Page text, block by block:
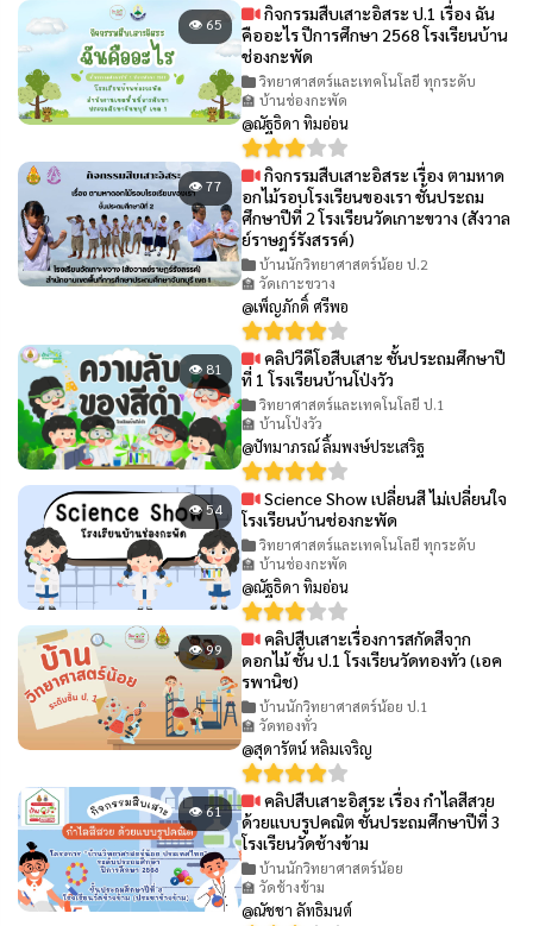
👁 65
กิจกรรมสืบเสาะอิสระ ป.1 เรื่อง ฉัน
คืออะไร ปีการศึกษา 2568 โรงเรียนบ้าน
ช่องกะพัด
วิทยาศาสตร์และเทคโนโลยี ทุกระดับ
🏫 บ้านช่องกะพัด
@ณัฐธิดา ทิมอ่อน
👁 77
กิจกรรมสืบเสาะอิสระ เรื่อง ตามหาด
อกไม้รอบโรงเรียนของเรา ชั้นประถม
ศึกษาปีที่ 2 โรงเรียนวัดเกาะขวาง (สังวาล
ย์ราษฎร์รังสรรค์)
บ้านนักวิทยาศาสตร์น้อย ป.2
🏫 วัดเกาะขวาง
@เพ็ญภักดิ์ ศรีพอ
👁 81
คลิปวีดีโอสืบเสาะ ชั้นประถมศึกษาปี
ที่ 1 โรงเรียนบ้านโป่งวัว
วิทยาศาสตร์และเทคโนโลยี ป.1
🏫 บ้านโป่งวัว
@ปัทมาภรณ์ ลิ้มพงษ์ประเสริฐ
👁 54
Science Show เปลี่ยนสี ไม่เปลี่ยนใจ
โรงเรียนบ้านช่องกะพัด
วิทยาศาสตร์และเทคโนโลยี ทุกระดับ
🏫 บ้านช่องกะพัด
@ณัฐธิดา ทิมอ่อน
👁 99
คลิปสืบเสาะเรื่องการสกัดสีจาก
ดอกไม้ ชั้น ป.1 โรงเรียนวัดทองทั่ว (เอค
รพานิช)
บ้านนักวิทยาศาสตร์น้อย ป.1
🏫 วัดทองทั่ว
@สุดารัตน์ หลิมเจริญ
👁 61
คลิปสืบเสาะอิสระ เรื่อง กำไลสีสวย
ด้วยแบบรูปคณิต ชั้นประถมศึกษาปีที่ 3
โรงเรียนวัดช้างข้าม
บ้านนักวิทยาศาสตร์น้อย
🏫 วัดช้างข้าม
@ณัชชา ลัทธิมนต์